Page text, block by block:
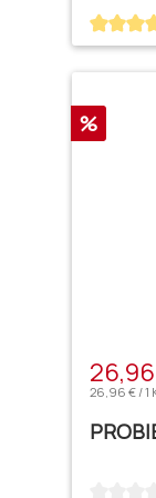
Rabatt
%
26,96 € / 1